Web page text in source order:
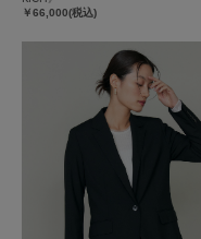
￥66,000(税込)